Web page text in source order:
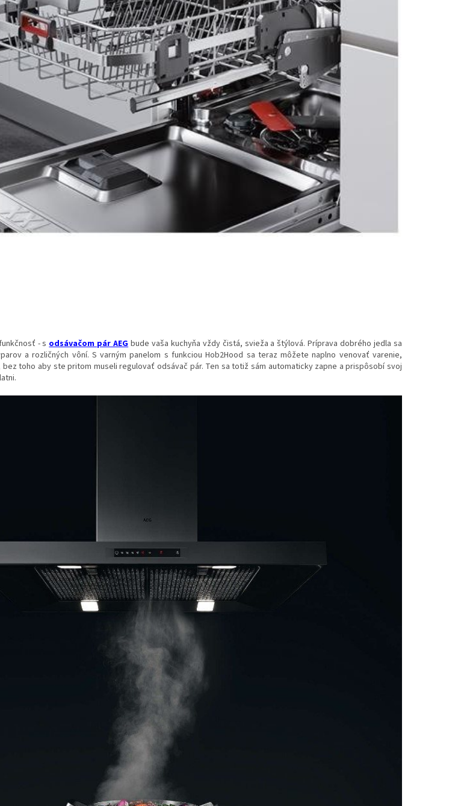
- s odsávačom pár AEG bude vaša kuchyňa vždy čistá, svieža a štýlová. Príprava dobrého jedla sa
a rozličných vôní. S varným panelom s funkciou Hob2Hood sa teraz môžete naplno venovať varenie,
toho aby ste pritom museli regulovať odsávač pár. Ten sa totiž sám automaticky zapne a prispôsobí svoj